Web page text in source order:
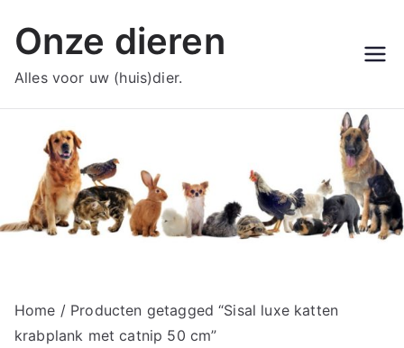
naar
inhoud
Onze dieren
Alles voor uw (huis)dier.
Home / Producten getagged “Sisal luxe katten
krabplank met catnip 50 cm”